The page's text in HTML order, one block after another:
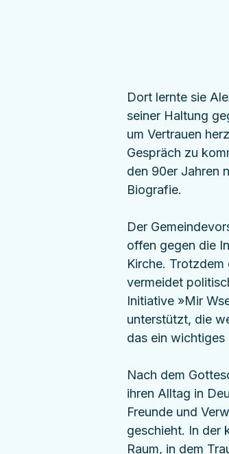
Dort lernte sie
seiner Haltung
um Vertrauen
Gespräch zu
den 90er Jahren
Biografie.
Der
offen gegen die
Kirche.
vermeidet
Initiative »Mir
unterstützt, die
das ein
Nach dem
ihren Alltag in
Freunde und
geschieht. In der
Raum, in dem